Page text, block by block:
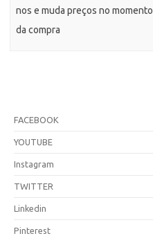
nos e muda preços no momento
da compra
FACEBOOK
YOUTUBE
Instagram
TWITTER
Linkedin
Pinterest